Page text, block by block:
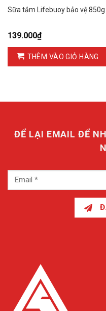
Sữa tắm Lifebuoy bảo vệ 850g
139.000₫
THÊM VÀO GIỎ HÀNG
ĐỂ LẠI EMAIL ĐỂ